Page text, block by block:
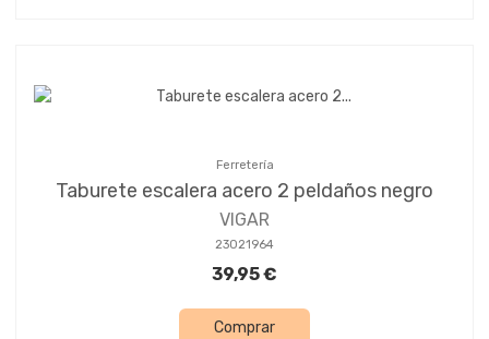
Ferretería
Taburete escalera acero 2 peldaños negro
VIGAR
23021964
39,95 €
Comprar